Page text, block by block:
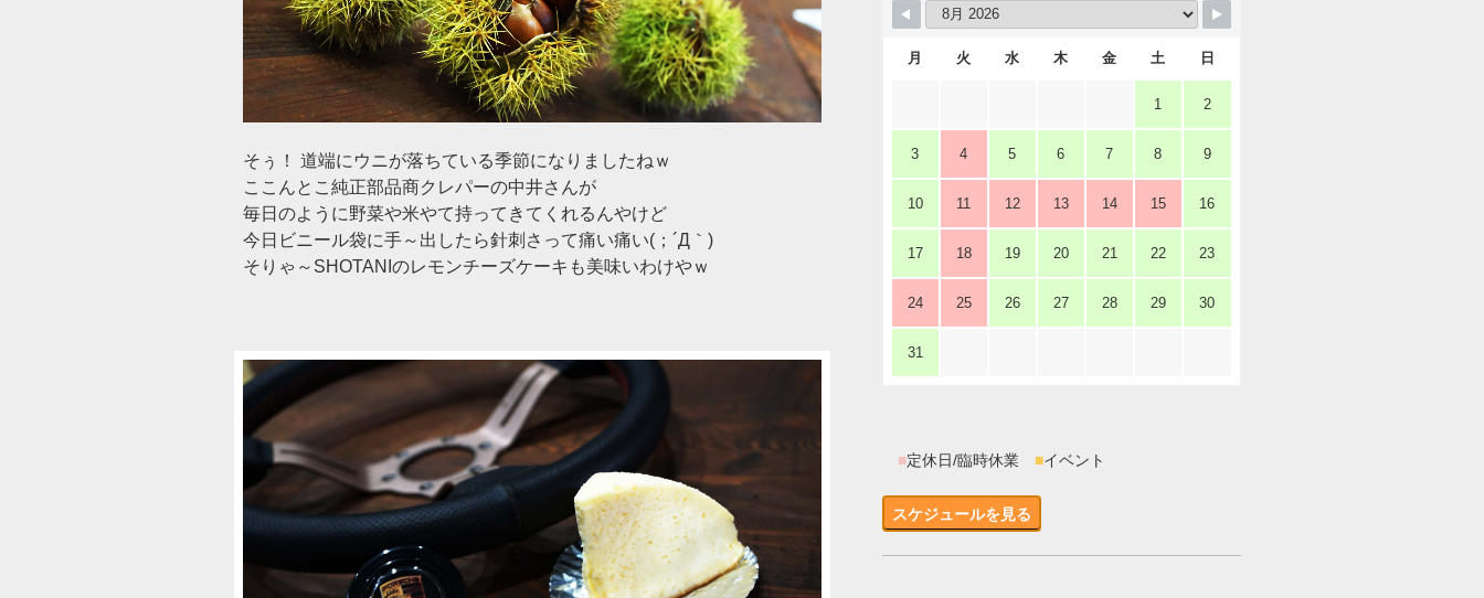
そぅ！ 道端にウニが落ちている季節になりましたねｗ
ここんとこ純正部品商クレパーの中井さんが
毎日のように野菜や米やて持ってきてくれるんやけど
今日ビニール袋に手～出したら針刺さって痛い痛い(；´Д｀)
そりゃ～SHOTANIのレモンチーズケーキも美味いわけやｗ
月 火 水 木 金 土 日
1 2
3 4 5 6 7 8 9
10 11 12 13 14 15 16
17 18 19 20 21 22 23
24 25 26 27 28 29 30
31
■定休日/臨時休業 ■イベント
スケジュールを見る